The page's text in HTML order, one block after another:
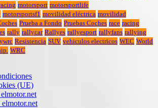
motorsport motorsportlife
motorsportsf1 movilidad eléctrica movilidad
Prueba a Fondo Pruebas Coches race racing
rally rallycar Rallyes rallyesport rallyfans rallying
Resistencia SUV vehiculos electricos WEC World
WRC
(UE)